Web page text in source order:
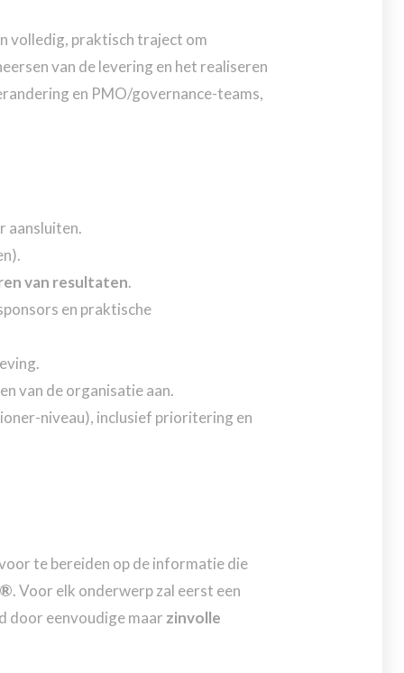
volledig, praktisch traject om
van de levering en het realiseren
en PMO/governance-teams,
aansluiten.
van resultaten.
en praktische
van de organisatie aan.
niveau), inclusief prioritering en
te bereiden op de informatie die
. Voor elk onderwerp zal eerst een
door eenvoudige maar zinvolle